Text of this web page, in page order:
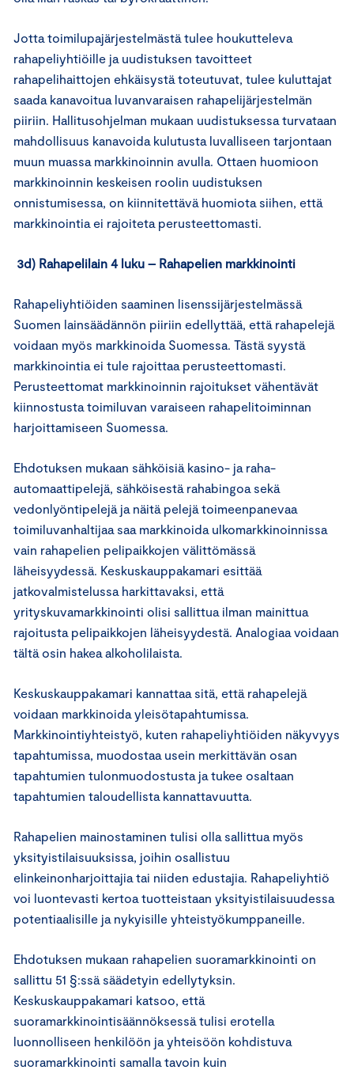
Jotta toimilupajärjestelmästä tulee houkutteleva
rahapeliyhtiöille ja uudistuksen tavoitteet
rahapelihaittojen ehkäisystä toteutuvat, tulee kuluttajat
saada kanavoitua luvanvaraisen rahapelijärjestelmän
piiriin. Hallitusohjelman mukaan uudistuksessa turvataan
mahdollisuus kanavoida kulutusta luvalliseen tarjontaan
muun muassa markkinoinnin avulla. Ottaen huomioon
markkinoinnin keskeisen roolin uudistuksen
onnistumisessa, on kiinnitettävä huomiota siihen, että
markkinointia ei rajoiteta perusteettomasti.
3d) Rahapelilain 4 luku – Rahapelien markkinointi
Rahapeliyhtiöiden saaminen lisenssijärjestelmässä
Suomen lainsäädännön piiriin edellyttää, että rahapelejä
voidaan myös markkinoida Suomessa. Tästä syystä
markkinointia ei tule rajoittaa perusteettomasti.
Perusteettomat markkinoinnin rajoitukset vähentävät
kiinnostusta toimiluvan varaiseen rahapelitoiminnan
harjoittamiseen Suomessa.
Ehdotuksen mukaan sähköisiä kasino- ja raha-
automaattipelejä, sähköisestä rahabingoa sekä
vedonlyöntipelejä ja näitä pelejä toimeenpanevaa
toimiluvanhaltijaa saa markkinoida ulkomarkkinoinnissa
vain rahapelien pelipaikkojen välittömässä
läheisyydessä. Keskuskauppakamari esittää
jatkovalmistelussa harkittavaksi, että
yrityskuvamarkkinointi olisi sallittua ilman mainittua
rajoitusta pelipaikkojen läheisyydestä. Analogiaa voidaan
tältä osin hakea alkoholilaista.
Keskuskauppakamari kannattaa sitä, että rahapelejä
voidaan markkinoida yleisötapahtumissa.
Markkinointiyhteistyö, kuten rahapeliyhtiöiden näkyvyys
tapahtumissa, muodostaa usein merkittävän osan
tapahtumien tulonmuodostusta ja tukee osaltaan
tapahtumien taloudellista kannattavuutta.
Rahapelien mainostaminen tulisi olla sallittua myös
yksityistilaisuuksissa, joihin osallistuu
elinkeinonharjoittajia tai niiden edustajia. Rahapeliyhtiö
voi luontevasti kertoa tuotteistaan yksityistilaisuudessa
potentiaalisille ja nykyisille yhteistyökumppaneille.
Ehdotuksen mukaan rahapelien suoramarkkinointi on
sallittu 51 §:ssä säädetyin edellytyksin.
Keskuskauppakamari katsoo, että
suoramarkkinointisäännöksessä tulisi erotella
luonnolliseen henkilöön ja yhteisöön kohdistuva
suoramarkkinointi samalla tavoin kuin